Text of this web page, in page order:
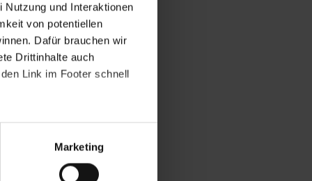
Nutzung und Interaktionen
von potentiellen
Dafür brauchen wir
Drittinhalte auch
Link im Footer schnell
Marketing